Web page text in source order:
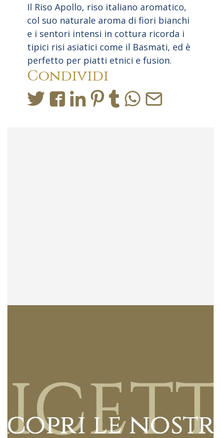
Il Riso Apollo, riso italiano aromatico,
col suo naturale aroma di fiori bianchi
e i sentori intensi in cottura ricorda i
tipici risi asiatici come il Basmati, ed è
perfetto per piatti etnici e fusion.
Condividi